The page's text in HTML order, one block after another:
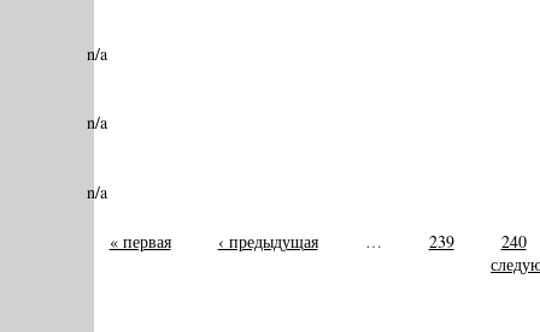
n/a
n/a
n/a
« первая ‹ предыдущая … 239
240